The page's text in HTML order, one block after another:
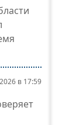
в 17:59